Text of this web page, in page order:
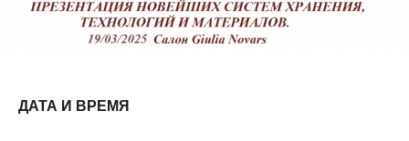
ДАТА И ВРЕМЯ